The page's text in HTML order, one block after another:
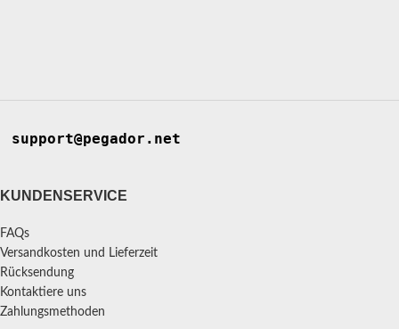
support@pegador.net
KUNDENSERVICE
FAQs
Versandkosten und Lieferzeit
Rücksendung
Kontaktiere uns
Zahlungsmethoden